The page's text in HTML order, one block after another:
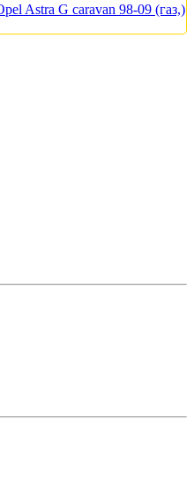
Astra G caravan 98-09 (газ,)